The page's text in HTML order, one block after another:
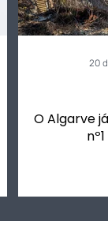
O Algarve
20